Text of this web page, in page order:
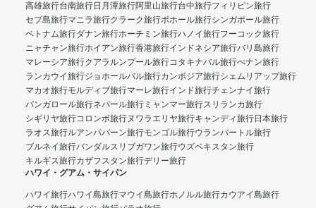
高雄旅行台南旅行日月潭旅行阿里山旅行台中旅行フィリピン旅行
セブ島旅行マニラ旅行クラーク旅行ボホール旅行シンガポール旅行
ベトナム旅行ダナン旅行ホーチミン旅行ハノイ旅行フーコック旅行
ニャチャン旅行ホイアン旅行香港旅行インドネシア旅行バリ島旅行
マレーシア旅行クアラルンプール旅行コタキナバル旅行ぺナン旅行
ランカウイ旅行ジョホールバル旅行カンボジア旅行シェムリアップ旅行
マカオ旅行モルディブ旅行マーレ旅行インド旅行チェンナイ旅行
バンガロール旅行ネパール旅行 ミャンマー旅行スリランカ旅行
シギリヤ旅行コロンボ旅行ヌワラエリヤ旅行キャンディ旅行日本旅行
ラオス旅行ルアンパバーン旅行モンゴル旅行ウランバートル旅行
ブルネイ旅行バンダルスリブガワン旅行ウズベキスタン旅行
キルギス旅行カザフスタン旅行デリー旅行
ハワイ・グアム・サイパン
ハワイ旅行ハワイ島旅行マウイ島旅行ホノルル旅行カウアイ島旅行